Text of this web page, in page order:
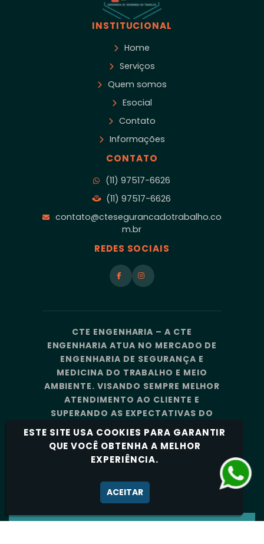
INSTITUCIONAL
Home
Serviços
Quem somos
Esocial
Contato
Informações
CONTATO
(11) 97517-6626
(11) 97517-6626
contato@ctesegurancadotrabalho.co
m.br
REDES SOCIAIS
CTE ENGENHARIA – A CTE
ENGENHARIA ATUA NO MERCADO DE
ENGENHARIA DE SEGURANÇA E
MEDICINA DO TRABALHO E MEIO
AMBIENTE. VISANDO SEMPRE MELHOR
ATENDIMENTO AO CLIENTE E
SUPERANDO AS EXPECTATIVAS DO
MERCADO, A CTE ENGENHARIA
CONTA COM UMA EQUIPE DE
PROFISSIONAIS ALTAMENTE
Política de Privacidade
ESTE SITE USA COOKIES PARA GARANTIR
QUE VOCÊ OBTENHA A MELHOR
EXPERIÊNCIA.
ACEITAR